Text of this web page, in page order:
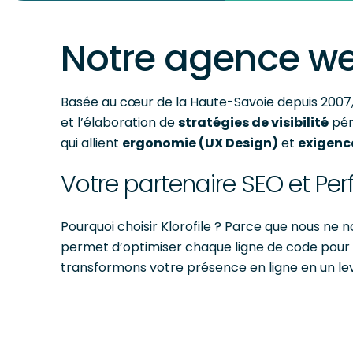
Notre agence
Basée au cœur de la Haute-Savoie depuis
et l’élaboration destratégies de visibilité
qui allient ergonomie (UX Design) et
Votre partenaire SEO et
Pourquoi choisir Klorofile ? Parce que nous
permet d’optimiser chaque ligne de code
transformons votre présence en ligne en un